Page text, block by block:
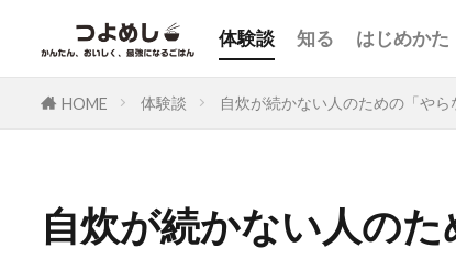
体験談 知る はじめかた
HOME 体験談 自炊が続かない人のための「や
自炊が続かない人の